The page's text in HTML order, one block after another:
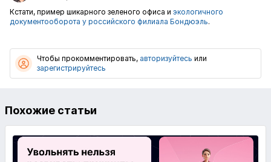
Кстати, пример шикарного зеленого офиса и экологичного
документооборота у российского филиала Бондюэль.
Чтобы прокомментировать, авторизуйтесь или
зарегистрируйтесь
Похожие статьи